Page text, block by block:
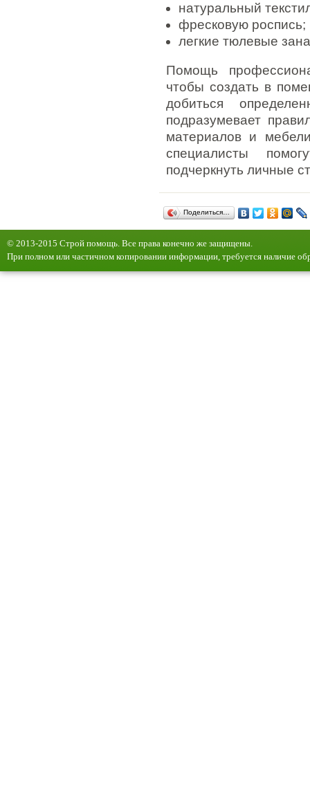
натуральный
фресковую роспись;
легкие тюлевые
Помощь
чтобы создать в
добиться
подразумевает
материалов и
специалисты
подчеркнуть личные
Поделиться…
© 2013-2015 Строй помощь. Все права конечно же защищены.
При полном или частичном копировании информации, требуется наличие